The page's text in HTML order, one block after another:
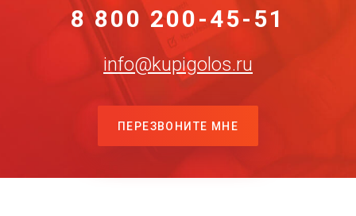
8 800 200-45-51
info@kupigolos.ru
ПЕРЕЗВОНИТЕ МНЕ